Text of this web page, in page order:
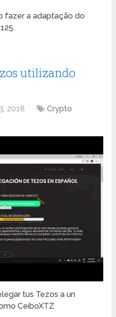
fazer a adaptação do
utilizando
2018
Crypto
tus Tezos a un
CeiboXTZ